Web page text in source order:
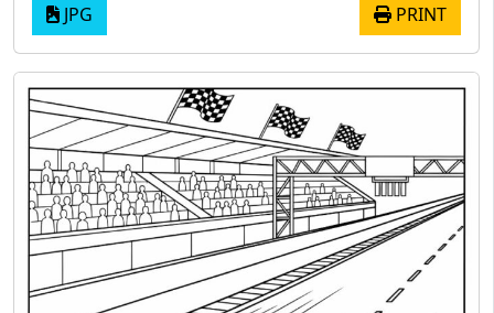
JPG PRINT